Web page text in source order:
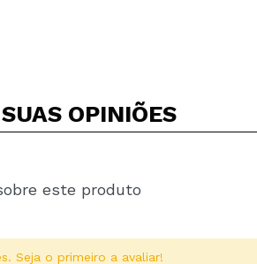
OPINIÕES
este produto
Seja o primeiro a avaliar!